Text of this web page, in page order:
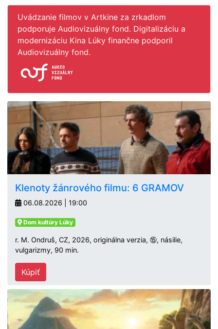
Uvádzanie filmov v Artkine za zrkadlom
podporuje Audiovizuálny fond. Digitalizáciu a
modernizáciu Kina Lúky finančne podporil
Audiovizuálny fond.
Klenoty žánrového filmu: 6 GRAMOV
06.08.2026 | 19:00
Dom kultúry Lúky
r. M. Ondruš, CZ, 2026, originálna verzia, ⑮, násilie,
vulgarizmy, 90 min.
Kúpiť